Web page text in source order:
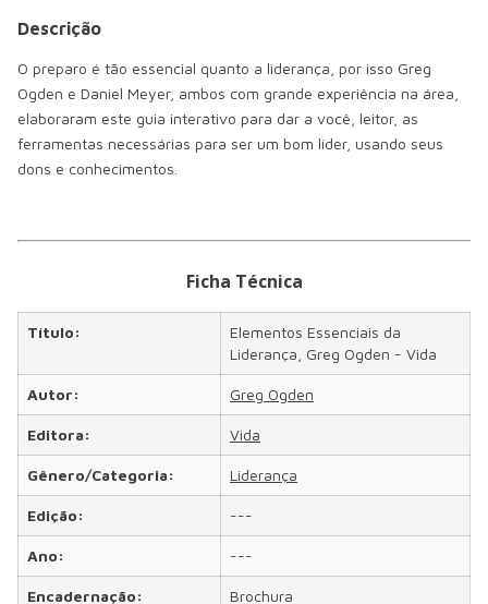
Descrição
O preparo é tão essencial quanto a liderança, por isso Greg
Ogden e Daniel Meyer, ambos com grande experiência na área,
elaboraram este guia interativo para dar a você, leitor, as
ferramentas necessárias para ser um bom líder, usando seus
dons e conhecimentos.
Ficha Técnica
Título:
Elementos Essenciais da
Liderança, Greg Ogden - Vida
Autor: Greg Ogden
Editora: Vida
Gênero/Categoria: Liderança
Edição: ---
Ano: ---
Encadernação: Brochura